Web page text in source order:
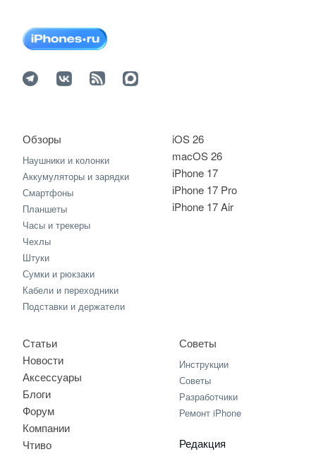
iOS 26
macOS 26
iPhone 17
iPhone 17 Pro
iPhone 17 Air
Обзоры
Наушники и колонки
Аккумуляторы и зарядки
Смартфоны
Планшеты
Часы и трекеры
Чехлы
Штуки
Сумки и рюкзаки
Кабели и переходники
Подставки и держатели
Статьи
Новости
Аксессуары
Блоги
Форум
Компании
Чтиво
Советы
Инструкции
Советы
Разработчики
Ремонт iPhone
Редакция